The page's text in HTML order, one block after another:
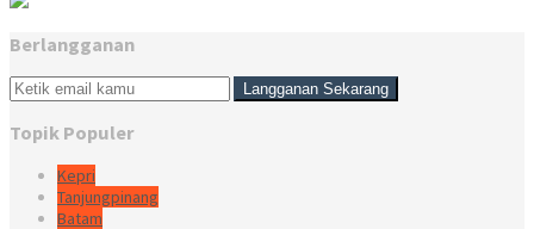
Berlangganan
Topik Populer
Kepri
Tanjungpinang
Batam